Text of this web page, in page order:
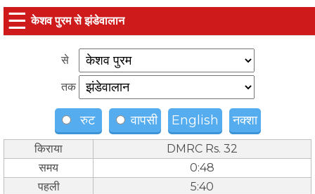
☰ केशव पुरम से झंडेवालान
से
तक
रुट वापसी English नक्शा
किराया
DMRC Rs. 32
समय
0:48
पहली
5:40